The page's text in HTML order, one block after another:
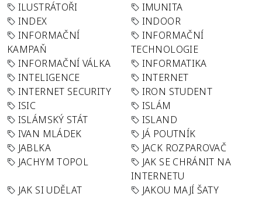
ILUSTRÁTOŘI
IMUNITA
INDEX
INDOOR
INFORMAČNÍ
KAMPAŇ
INFORMAČNÍ
TECHNOLOGIE
INFORMAČNÍ VÁLKA
INFORMATIKA
INTELIGENCE
INTERNET
INTERNET SECURITY
IRON STUDENT
ISIC
ISLÁM
ISLÁMSKÝ STÁT
ISLAND
IVAN MLÁDEK
JÁ POUTNÍK
JABLKA
JACK ROZPAROVAČ
JACHYM TOPOL
JAK SE CHRÁNIT NA
INTERNETU
JAK SI UDĚLAT
JAKOU MAJÍ ŠATY